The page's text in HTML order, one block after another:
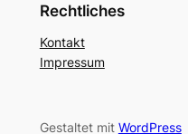
Rechtliches
Kontakt
Impressum
Gestaltet mit WordPress